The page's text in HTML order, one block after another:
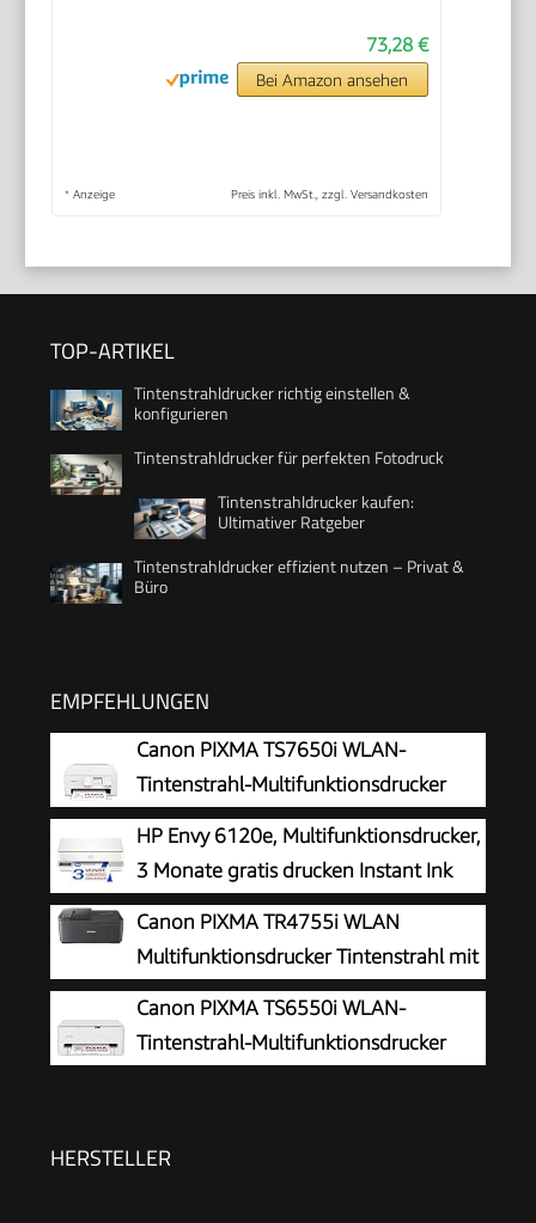
73,28 €
Bei Amazon ansehen
* Anzeige Preis inkl. MwSt., zzgl. Versandkosten
TOP-ARTIKEL
Tintenstrahldrucker richtig einstellen &
konfigurieren
Tintenstrahldrucker für perfekten Fotodruck
Tintenstrahldrucker kaufen:
Ultimativer Ratgeber
Tintenstrahldrucker effizient nutzen – Privat &
Büro
EMPFEHLUNGEN
Canon PIXMA TS7650i WLAN-
Tintenstrahl-Multifunktionsdrucker
HP Envy 6120e, Multifunktionsdrucker,
3 Monate gratis drucken Instant Ink
inklusive, Drucken, Kopieren, Scannen,
Mobiler Faxversand, Wi-Fi, Beidseitiger Druck
Canon PIXMA TR4755i WLAN
Multifunktionsdrucker Tintenstrahl mit
Fax
Canon PIXMA TS6550i WLAN-
Tintenstrahl-Multifunktionsdrucker
HERSTELLER